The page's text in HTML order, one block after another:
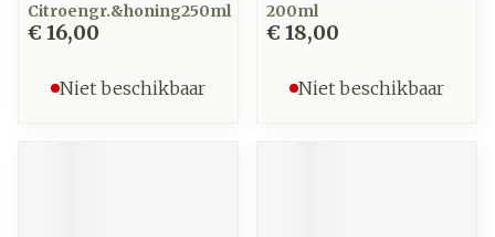
Citroengr.&honing250ml
€ 16,00
Niet beschikbaar
200ml
€ 18,00
Niet beschikbaar